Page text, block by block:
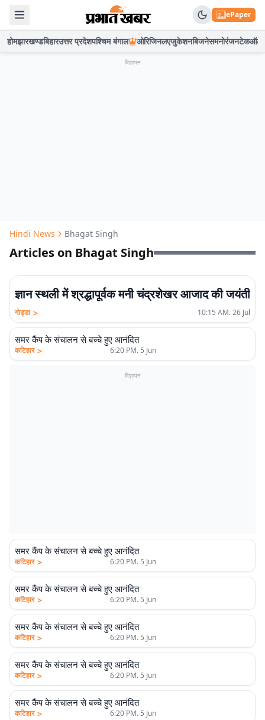
ePaper
होमझारखण्डबिहारउत्तर प्रदेशपश्चिम बंगाल ओरिजिनलएजुकेशनबिजनेसमनोरंजनटेकऑटो
विज्ञापन
Hindi News Bhagat Singh
Articles on Bhagat Singh
ज्ञान स्थली में श्रद्धापूर्वक मनी चंद्रशेखर आजाद की जयंती
गोड्डा > 10:15 AM. 26 Jul
समर कैंप के संचालन से बच्चे हुए आनंदित
कटिहार > 6:20 PM. 5 Jun
विज्ञापन
समर कैंप के संचालन से बच्चे हुए आनंदित
कटिहार > 6:20 PM. 5 Jun
समर कैंप के संचालन से बच्चे हुए आनंदित
कटिहार > 6:20 PM. 5 Jun
समर कैंप के संचालन से बच्चे हुए आनंदित
कटिहार > 6:20 PM. 5 Jun
समर कैंप के संचालन से बच्चे हुए आनंदित
कटिहार > 6:20 PM. 5 Jun
समर कैंप के संचालन से बच्चे हुए आनंदित
कटिहार > 6:20 PM. 5 Jun